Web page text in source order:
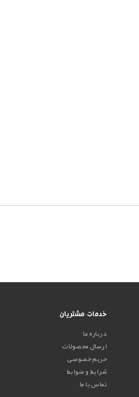
خدمات مشتریان
درباره ما
ارسال محصولات
حریم خصوصی
شرایط و ضوابط
تماس با ما